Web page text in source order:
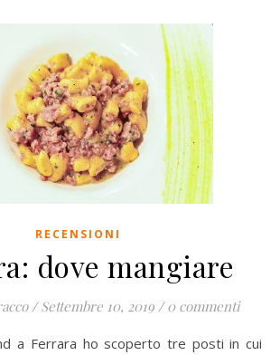
RECENSIONI
dove mangiare
/ Settembre 10, 2019 / 0 commenti